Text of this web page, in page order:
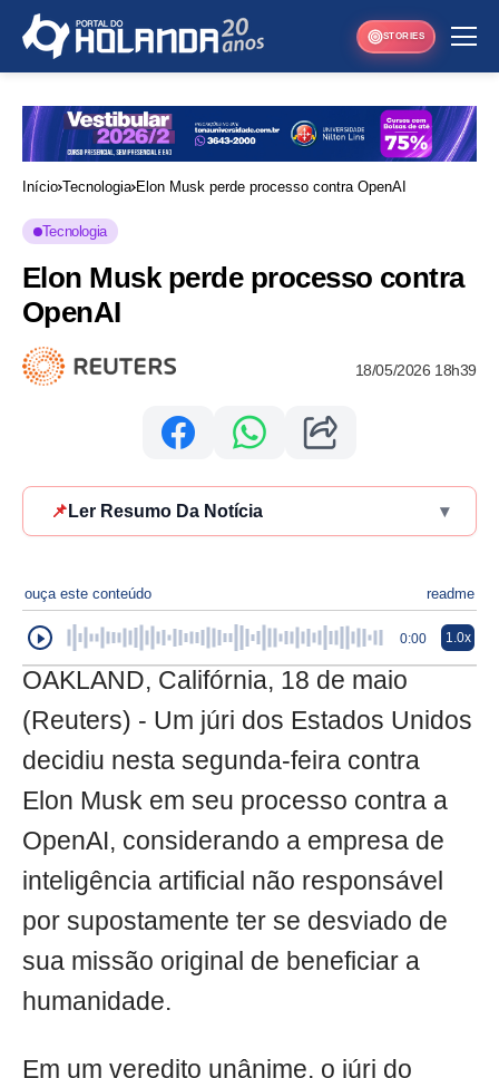
STORIES
Início Tecnologia Elon Musk perde processo contra OpenAI
Tecnologia
Elon Musk perde processo contra
OpenAI
18/05/2026 18h39
📌 Ler Resumo Da Notícia ▾
ouça este conteúdo readme
0:00 1.0x
OAKLAND, Califórnia, 18 de maio
(Reuters) - Um júri dos Estados Unidos
decidiu nesta segunda-feira contra
Elon Musk em seu processo contra a
OpenAI, considerando a empresa de
inteligência artificial não responsável
por supostamente ter se desviado de
sua missão original de beneficiar a
humanidade.
Em um veredito unânime, o júri do